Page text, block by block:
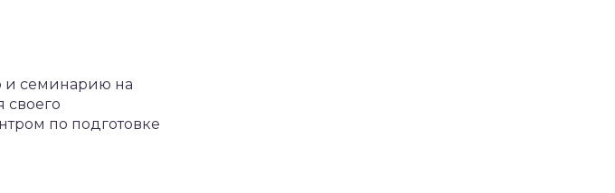
и семинарию на
своего
по подготовке